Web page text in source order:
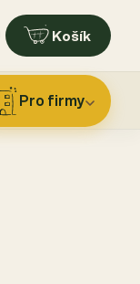
Košík
Pro firmy